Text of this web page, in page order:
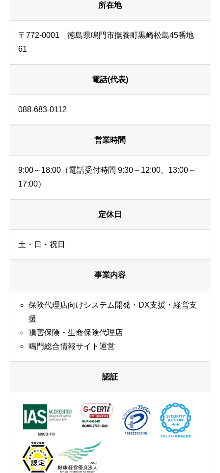
所在地
〒772-0001 徳島県鳴門市撫養町黒崎松島45番地
61
電話(代表)
088-683-0112
営業時間
9:00～18:00（電話受付時間 9:30～12:00、13:00～
17:00）
定休日
土・日・祝日
事業内容
保険代理店向けシステム開発・DX支援・経営支
援
損害保険・生命保険代理店
鳴門総合情報サイト運営
認証